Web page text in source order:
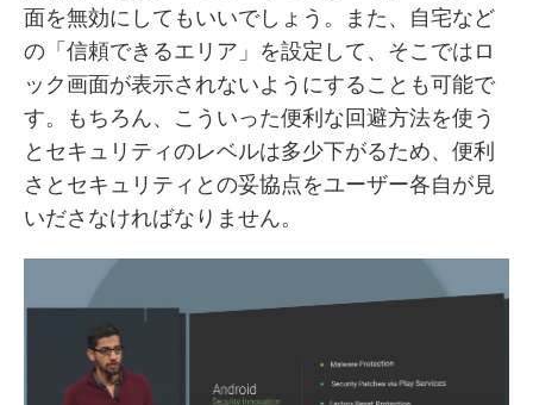
面を無効にしてもいいでしょう。また、自宅など
の「信頼できるエリア」を設定して、そこではロ
ック画面が表示されないようにすることも可能で
す。もちろん、こういった便利な回避方法を使う
とセキュリティのレベルは多少下がるため、便利
さとセキュリティとの妥協点をユーザー各自が見
いださなければなりません。